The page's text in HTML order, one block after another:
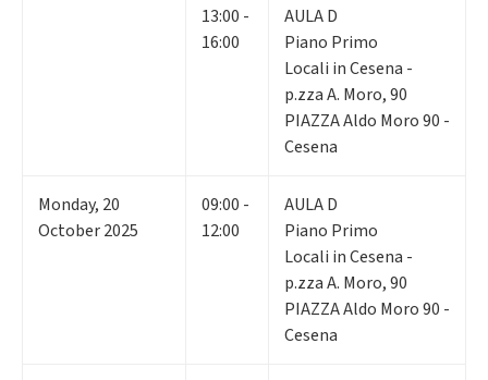
13:00 -
16:00
AULA D
Piano Primo
Locali in Cesena -
p.zza A. Moro, 90
PIAZZA Aldo Moro 90 -
Cesena
Monday, 20
October 2025
09:00 -
12:00
AULA D
Piano Primo
Locali in Cesena -
p.zza A. Moro, 90
PIAZZA Aldo Moro 90 -
Cesena